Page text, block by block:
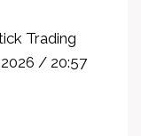
Trading
/ 20:57